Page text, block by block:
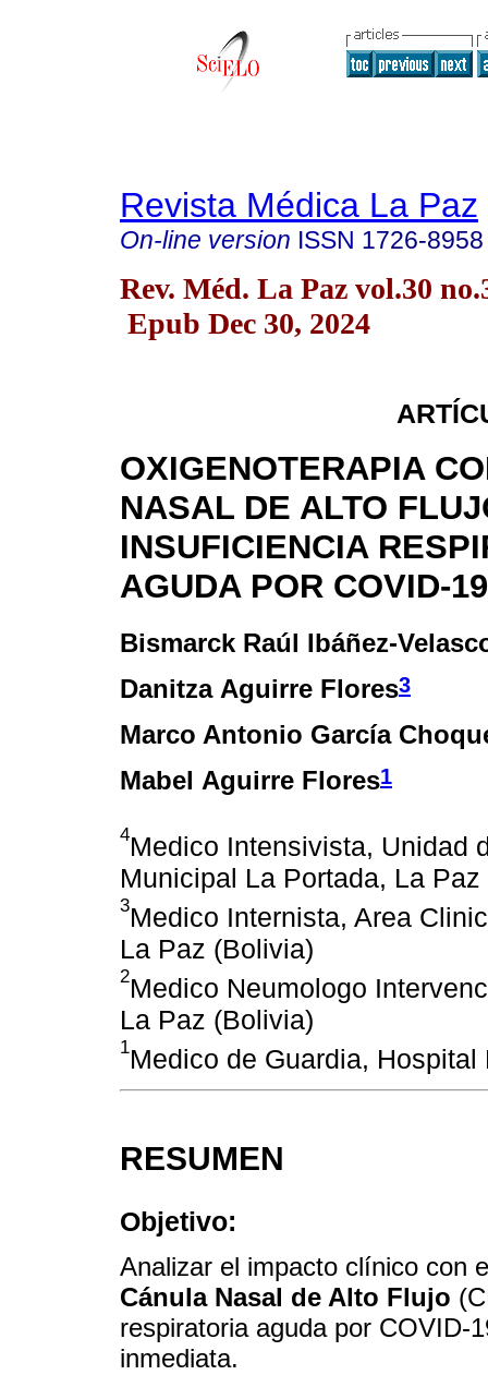
Revista Médica La Paz
On-line version ISSN 1726-8958
Rev. Méd. La Paz vol.30
Epub Dec 30, 2024
OXIGENOTERAPIA
NASAL DE ALTO
INSUFICIENCIA
AGUDA POR COVID-19
Bismarck Raúl Ibáñez-
Danitza Aguirre Flores3
Marco Antonio García
Mabel Aguirre Flores1
4Medico Intensivista, Unidad
Municipal La Portada, La
3Medico Internista, Area
La Paz (Bolivia)
2Medico Neumologo
La Paz (Bolivia)
1Medico de Guardia,
RESUMEN
Objetivo:
Analizar el impacto clínico con
Cánula Nasal de Alto Flujo
respiratoria aguda por COVID-
inmediata.